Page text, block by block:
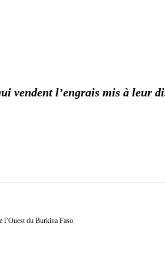
vendent l’engrais mis à leur
l’Ouest du Burkina Faso.